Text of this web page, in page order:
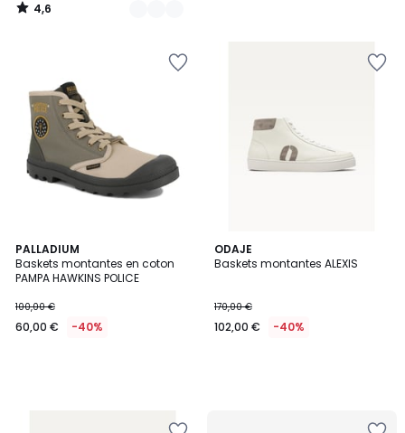
4,6
/
PALLADIUM
Baskets montantes en coton
PAMPA HAWKINS POLICE
100,00 €
60,00 € -40%
ODAJE
Baskets montantes ALEXIS
170,00 €
102,00 € -40%